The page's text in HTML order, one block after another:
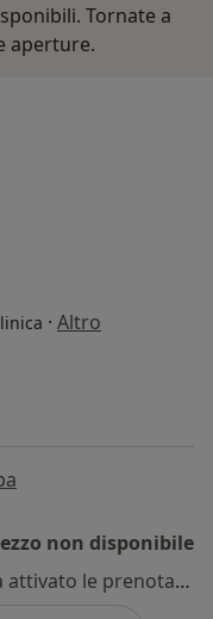
Tornate a
aperture.
· Altro
non disponibile
Questo dottore non ha ancora attivato le prenotazioni online presso questo indirizzo.